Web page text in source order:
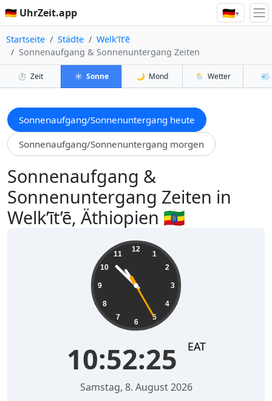
🇩🇪 UhrZeit.app 🇩🇪▾
Startseite Städte
Welk’īt’ē
Sonnenaufgang & Sonnenuntergang Zeiten
⏱️ Zeit ☀️ Sonne 🌙 Mond 🌦️ Wetter 💨
Sonnenaufgang/Sonnenuntergang heute
Sonnenaufgang/Sonnenuntergang morgen
Sonnenaufgang &
Sonnenuntergang Zeiten in
Welk’īt’ē, Äthiopien 🇪🇹
12
1
2
3
4
5
6
7
8
9
10
11
10:52:26 EAT
Samstag, 8. August 2026